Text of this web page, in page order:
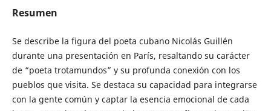
Resumen
Se describe la figura del poeta cubano Nicolás Guillén
durante una presentación en París, resaltando su carácter
de “poeta trotamundos” y su profunda conexión con los
pueblos que visita. Se destaca su capacidad para integrarse
con la gente común y captar la esencia emocional de cada